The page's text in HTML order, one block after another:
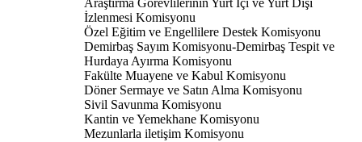
Araştırma Görevlilerinin Yurt İçi ve Yurt Dışı
İzlenmesi Komisyonu
Özel Eğitim ve Engellilere Destek Komisyonu
Demirbaş Sayım Komisyonu-Demirbaş Tespit ve
Hurdaya Ayırma Komisyonu
Fakülte Muayene ve Kabul Komisyonu
Döner Sermaye ve Satın Alma Komisyonu
Sivil Savunma Komisyonu
Kantin ve Yemekhane Komisyonu
Mezunlarla iletişim Komisyonu